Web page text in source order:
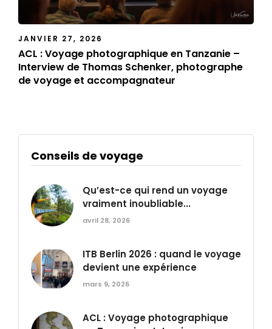
JANVIER 27, 2026
ACL : Voyage photographique en Tanzanie –
Interview de Thomas Schenker, photographe
de voyage et accompagnateur
Conseils de voyage
Qu’est-ce qui rend un voyage
vraiment inoubliable...
avril 28, 2026
ITB Berlin 2026 : quand le voyage
devient une expérience
mars 9, 2026
ACL : Voyage photographique